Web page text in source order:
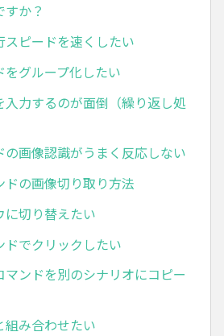
か？
スピードを速くしたい
グループ化したい
入力するのが面倒（繰り返し処
の画像認識がうまく反応しない
の画像切り取り方法
切り替えたい
ドでクリックしたい
ンドを別のシナリオにコピー
組み合わせたい